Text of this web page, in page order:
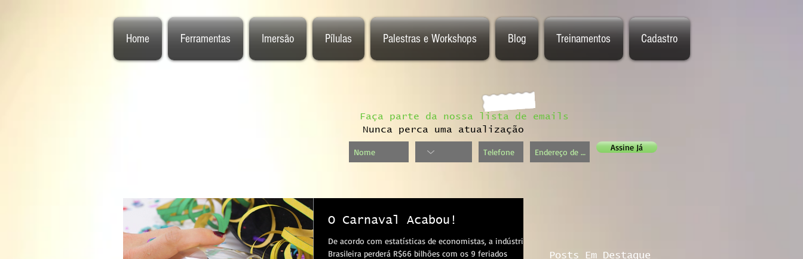
Home Ferramentas Imersão Pílulas Palestras e Workshops Blog Treinamentos Cadastro
Faça parte da nossa lista de emails
Nunca perca uma atualização
Assine Já
O Carnaval Acabou!
De acordo com estatísticas de economistas, a indústria
Brasileira perderá R$66 bilhões com os 9 feriados
Posts Em Destaque